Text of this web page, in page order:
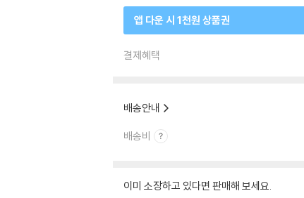
앱 다운 시 1천원 상품권
결제혜택
배송안내
배송비
이미 소장하고 있다면 판매해 보세요.